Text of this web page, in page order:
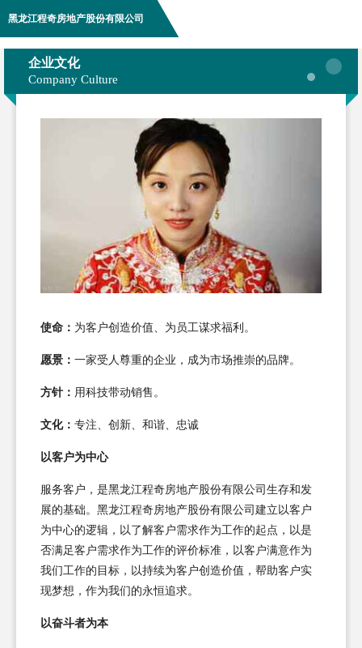
黑龙江程奇房地产股份有限公司
企业文化
Company Culture
使命： 为客户创造价值、为员工谋求福利。
愿景： 一家受人尊重的企业，成为市场推崇的品牌。
方针： 用科技带动销售。
文化： 专注、创新、和谐、忠诚
以客户为中心
服务客户，是黑龙江程奇房地产股份有限公司生存和发
展的基础。黑龙江程奇房地产股份有限公司建立以客户
为中心的逻辑，以了解客户需求作为工作的起点，以是
否满足客户需求作为工作的评价标准，以客户满意作为
我们工作的目标，以持续为客户创造价值，帮助客户实
现梦想，作为我们的永恒追求。
以奋斗者为本